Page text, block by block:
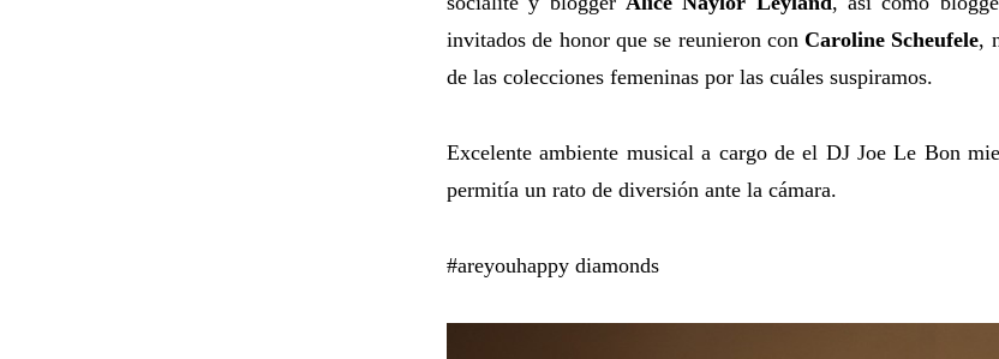
invitados de honor que se reunieron conCaroline Scheufele,
de las colecciones femeninas por las cuáles suspiramos.
Excelente ambiente musical a cargo de el DJ Joe Le Bon
permitía un rato de diversión ante la cámara.
#areyouhappy diamonds